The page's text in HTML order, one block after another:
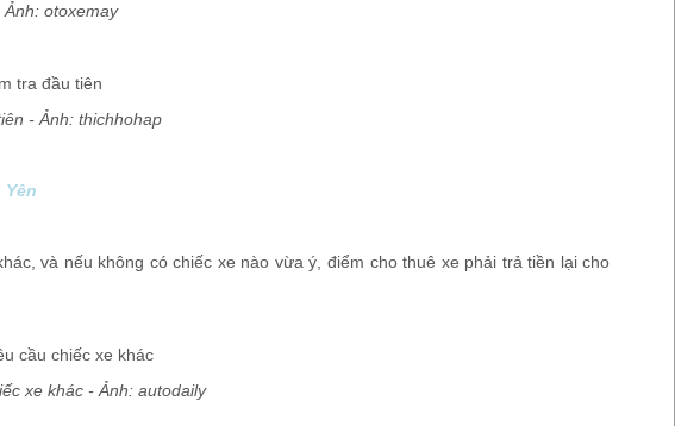
otoxemay
- Ảnh: thichhohap
Yên
và nếu không có chiếc xe nào vừa ý, điểm cho thuê xe phải trả tiền lại cho
xe khác - Ảnh: autodaily